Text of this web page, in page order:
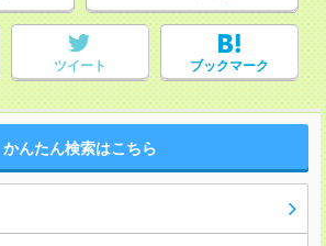
ツイート ブックマーク
かんたん検索はこちら